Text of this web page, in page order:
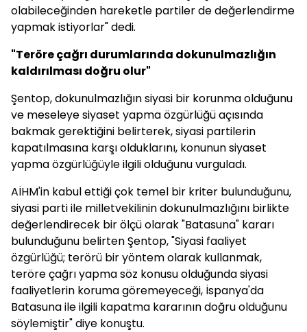
olabileceğinden hareketle partiler de değerlendirme
yapmak istiyorlar" dedi.
"Teröre çağrı durumlarında dokunulmazlığın
kaldırılması doğru olur"
Şentop, dokunulmazlığın siyasi bir korunma olduğunu
ve meseleye siyaset yapma özgürlüğü açısında
bakmak gerektiğini belirterek, siyasi partilerin
kapatılmasına karşı olduklarını, konunun siyaset
yapma özgürlüğüyle ilgili olduğunu vurguladı.
AİHM'in kabul ettiği çok temel bir kriter bulunduğunu,
siyasi parti ile milletvekilinin dokunulmazlığını birlikte
değerlendirecek bir ölçü olarak "Batasuna" kararı
bulunduğunu belirten Şentop, "Siyasi faaliyet
özgürlüğü; terörü bir yöntem olarak kullanmak,
teröre çağrı yapma söz konusu olduğunda siyasi
faaliyetlerin koruma göremeyeceği, İspanya'da
Batasuna ile ilgili kapatma kararının doğru olduğunu
söylemiştir" diye konuştu.